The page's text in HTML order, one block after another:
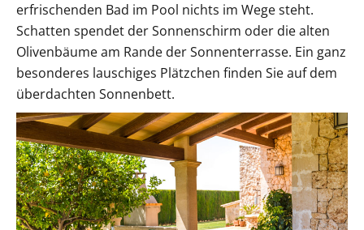
erfrischenden Bad im Pool nichts im Wege steht.
Schatten spendet der Sonnenschirm oder die alten
Olivenbäume am Rande der Sonnenterrasse. Ein ganz
besonderes lauschiges Plätzchen finden Sie auf dem
überdachten Sonnenbett.